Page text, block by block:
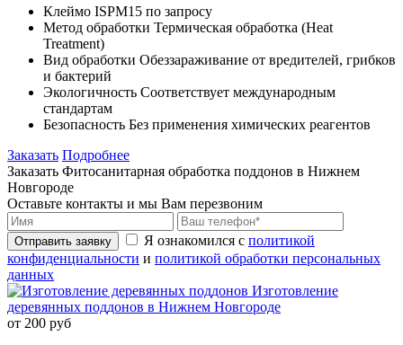
Клеймо ISPM15 по запросу
Метод обработки Термическая обработка (Heat
Treatment)
Вид обработки Обеззараживание от вредителей, грибков
и бактерий
Экологичность Соответствует международным
стандартам
Безопасность Без применения химических реагентов
Заказать Подробнее
Заказать Фитосанитарная обработка поддонов в Нижнем
Новгороде
Оставьте контакты и мы Вам перезвоним
Отправить заявку Я ознакомился с политикой
конфиденциальности и политикой обработки персональных
данных
Изготовление
деревянных поддонов в Нижнем Новгороде
от 200 руб